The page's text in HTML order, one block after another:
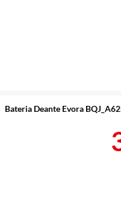
Bateria Deante Evora